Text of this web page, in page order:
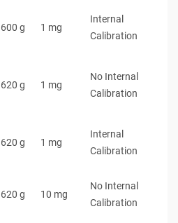
600 g 1 mg
Internal
Calibration
620 g 1 mg
No Internal
Calibration
620 g 1 mg
Internal
Calibration
620 g 10 mg
No Internal
Calibration